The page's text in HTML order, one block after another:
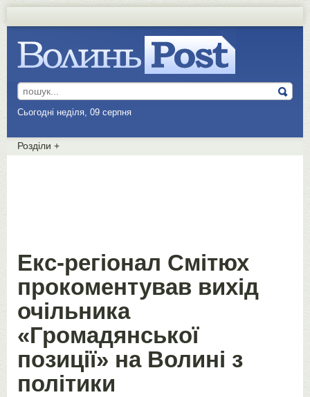
Сьогодні неділя, 09 серпня
Розділи +
Екс-регіонал Смітюх
прокоментував вихід
очільника
«Громадянської
позиції» на Волині з
політики